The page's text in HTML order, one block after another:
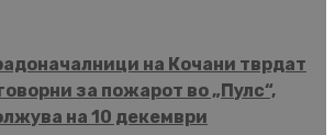
на Кочани тврдат
за пожарот во „Пулс“,
на 10 декември